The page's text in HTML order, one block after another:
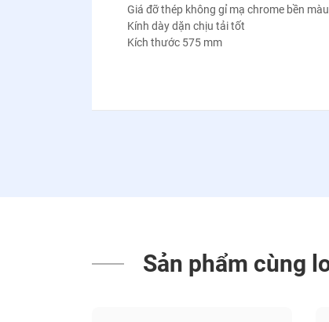
Giá đỡ thép không gỉ mạ chrome bền
Kính dày dặn chịu tải tốt
Kích thước 575 mm
Sản phẩm cùng